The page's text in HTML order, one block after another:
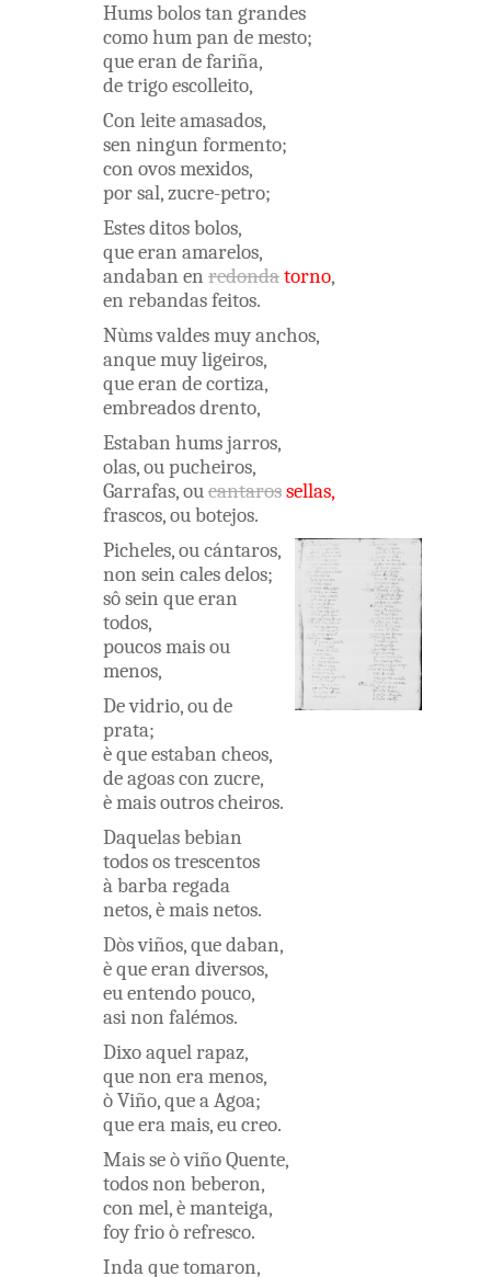
Humsbolostan grandes
comohumpan demesto;
queeran defariña,
detrigoescolleito,
Con leiteamasados,
sen ningun formento;
con ovosmexidos,
porsal,zucre-petro;
Estesditosbolos,
queeran amarelos,
andaban en redondatorno,
en rebandasfeitos.
Nùmsvaldesmuyanchos,
anquemuyligeiros,
queeran decortiza,
embreadosdrento,
Estaban humsjarros,
olas,oupucheiros,
Garrafas,oucantarossellas,
frascos,oubotejos.
Picheles,oucántaros,
non sein calesdelos;
sôsein queeran
todos,
poucosmaisou
menos,
Devidrio,oude
prata;
èqueestaban cheos,
deagoascon zucre,
èmaisoutroscheiros.
Daquelasbebian
todosostrescentos
àbarbaregada
netos,èmaisnetos.
Dòsviños,quedaban,
èqueeran diversos,
euentendopouco,
asinon falémos.
Dixoaquelrapaz,
quenon eramenos,
òViño,queaAgoa;
queeramais,eucreo.
MaisseòviñoQuente,
todosnon beberon,
con mel,èmanteiga,
foyfrioòrefresco.
Indaquetomaron,